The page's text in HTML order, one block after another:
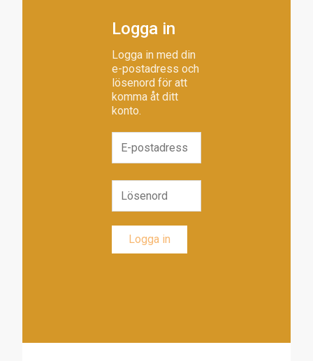
Logga in
Logga in med din
e-postadress och
lösenord för att
komma åt ditt
konto.